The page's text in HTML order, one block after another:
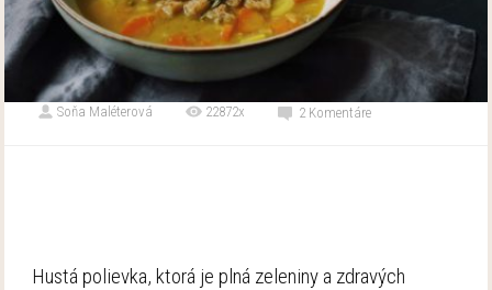
Soňa Maléterová 22872x 2 Komentáre
Hustá polievka, ktorá je plná zeleniny a zdravých